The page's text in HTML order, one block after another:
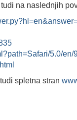
na naslednjih
5.0/en/
spletna stran